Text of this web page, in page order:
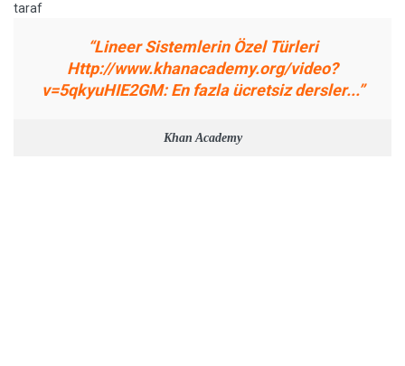
taraf
“Lineer Sistemlerin Özel Türleri
Http://www.khanacademy.org/video?
v=5qkyuHIE2GM: En fazla ücretsiz dersler...”
Khan Academy